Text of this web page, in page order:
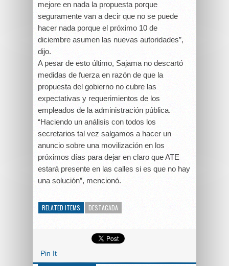
mejore en nada la propuesta porque
seguramente van a decir que no se puede
hacer nada porque el próximo 10 de
diciembre asumen las nuevas autoridades”,
dijo.
A pesar de esto último, Sajama no descartó
medidas de fuerza en razón de que la
propuesta del gobierno no cubre las
expectativas y requerimientos de los
empleados de la administración pública.
“Haciendo un análisis con todos los
secretarios tal vez salgamos a hacer un
anuncio sobre una movilización en los
próximos días para dejar en claro que ATE
estará presente en las calles si es que no hay
una solución”, mencionó.
RELATED ITEMS DESTACADA
Pin It